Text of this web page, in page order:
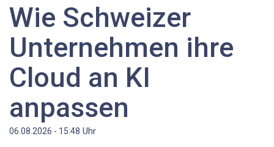
Wie Schweizer
Unternehmen ihre
Cloud an KI
anpassen
06.08.2026 - 15:48 Uhr